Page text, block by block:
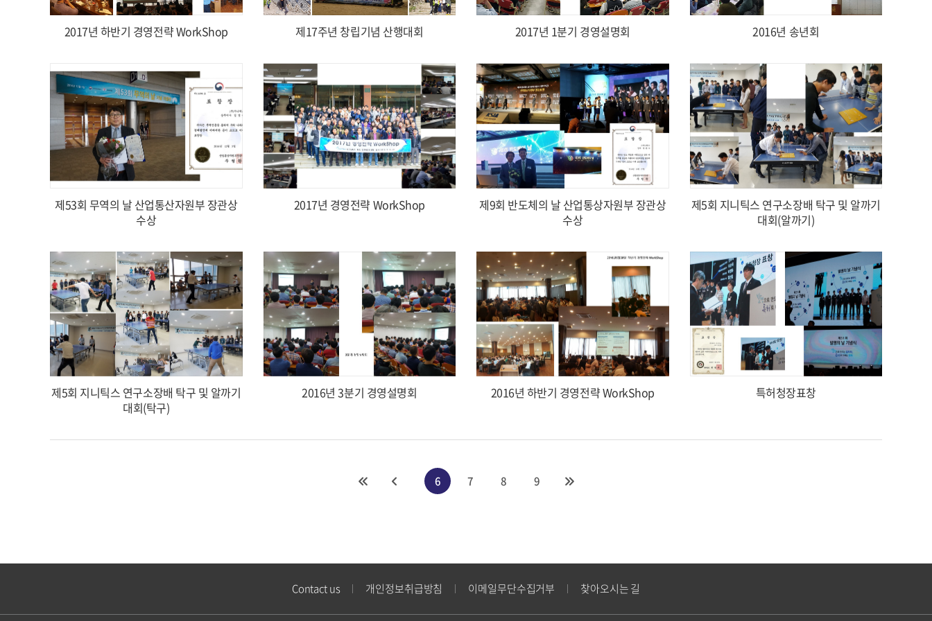
2017년 하반기 경영전략 WorkShop 제17주년 창립기념 산행대회 2017년 1분기 경영설명회 2016년 송년회
제53회 무역의 날 산업통산자원부 장관상
수상
2017년 경영전략 WorkShop
제9회 반도체의 날 산업통상자원부 장관상
수상
제5회 지니틱스 연구소장배 탁구 및 알까기
대회(알까기)
제5회 지니틱스 연구소장배 탁구 및 알까기
대회(탁구)
2016년 3분기 경영설명회 2016년 하반기 경영전략 WorkShop 특허청장표창
6 7 8 9
Contact us 개인정보취급방침 이메일무단수집거부 찾아오시는 길